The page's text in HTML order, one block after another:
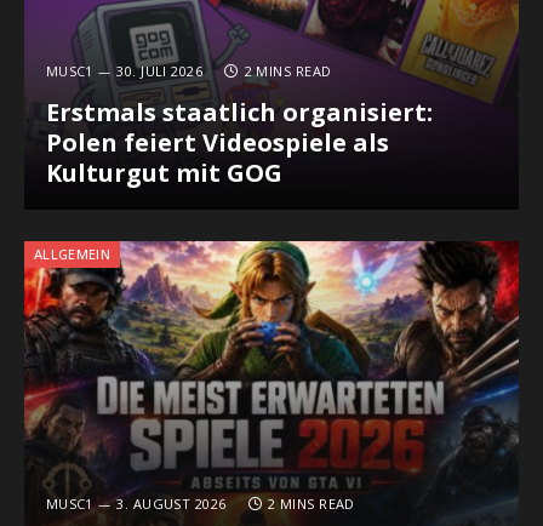
MUSC1 30. JULI 2026 2 MINS READ
Erstmals staatlich organisiert:
Polen feiert Videospiele als
Kulturgut mit GOG
ALLGEMEIN
MUSC1 3. AUGUST 2026 2 MINS READ